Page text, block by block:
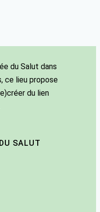
du Salut dans
ce lieu propose
du lien
SALUT